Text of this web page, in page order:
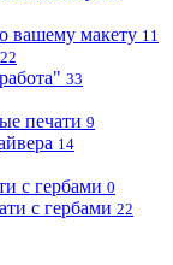
вашему макету 11
22
33
печати 9
14
с гербами 0
с гербами 22